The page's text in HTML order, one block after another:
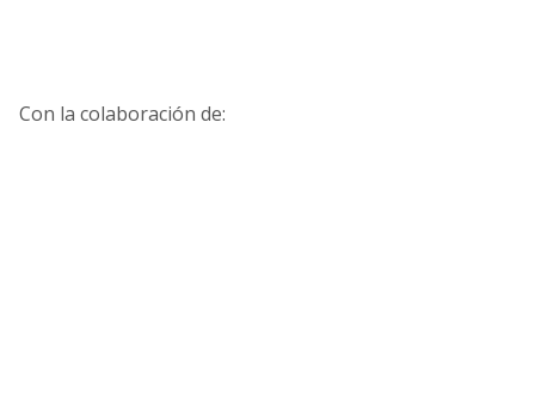
Con la colaboración de: